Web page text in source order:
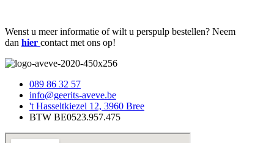
Wenst u meer informatie of wilt u perspulp bestellen? Neem
dan hier contact met ons op!
089 86 32 57
info@geerits-aveve.be
't Hasseltkiezel 12, 3960 Bree
BTW BE0523.957.475